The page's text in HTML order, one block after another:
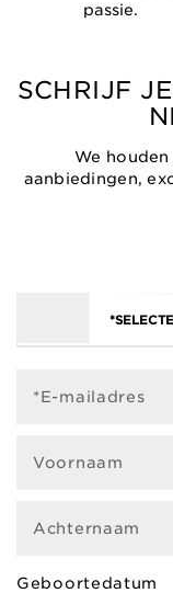
passie.
SCHRIJF
We
aanbiedingen,
*E-mailadres
Voornaam
Achternaam
Geboortedatum